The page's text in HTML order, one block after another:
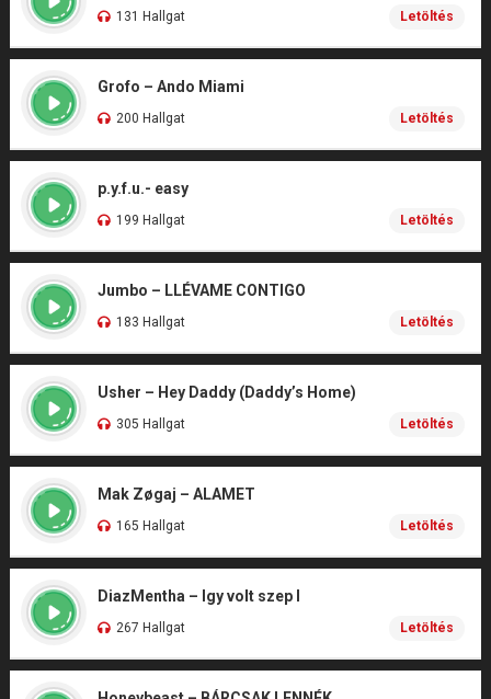
131 Hallgat Letöltés
Grofo – Ando Miami
200 Hallgat Letöltés
p.y.f.u.- easy
199 Hallgat Letöltés
Jumbo – LLÉVAME CONTIGO
183 Hallgat Letöltés
Usher – Hey Daddy (Daddy’s Home)
305 Hallgat Letöltés
Mak Zøgaj – ALAMET
165 Hallgat Letöltés
DiazMentha – Igy volt szep I
267 Hallgat Letöltés